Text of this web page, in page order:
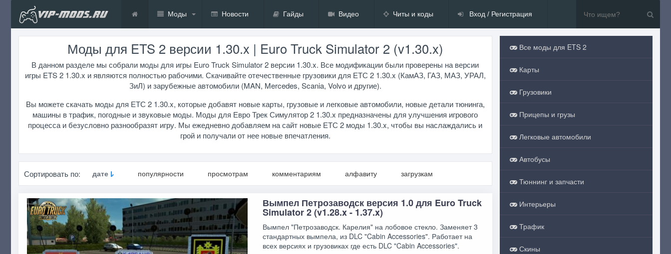
Моды Новости Гайды Видео Читы и коды Вход / Регистрация
Моды для ETS 2 версии 1.30.x | Euro Truck Simulator 2 (v1.30.x)
В данном разделе мы собрали моды для игры Euro Truck Simulator 2 версии 1.30.x. Все модификации были проверены на версии
игры ETS 2 1.30.x и являются полностью рабочими. Скачивайте отечественные грузовики для ЕТС 2 1.30.x (КамАЗ, ГАЗ, МАЗ, УРАЛ,
ЗиЛ) и зарубежные автомобили (MAN, Mercedes, Scania, Volvo и другие).
Вы можете скачать моды для ЕТС 2 1.30.x, которые добавят новые карты, грузовые и легковые автомобили, новые детали тюнинга,
машины в трафик, погодные и звуковые моды. Моды для Евро Трек Симулятор 2 1.30.x предназначены для улучшения игрового
процесса и безусловно разнообразят игру. Мы ежедневно добавляем на сайт новые ЕТС 2 моды 1.30.x, чтобы вы наслаждались и
грой и получали от нее новые впечатления.
Сортировать по: дате популярности просмотрам комментариям алфавиту загрузкам
Вымпел Петрозаводск версия 1.0 для Euro Truck
Simulator 2 (v1.28.x - 1.37.x)
Вымпел "Петрозаводск. Карелия" на лобовое стекло. Заменяет 3
стандартных вымпела, из DLC "Cabin Accessories". Работает на
всех версиях и грузовиках где есть DLC "Cabin Accessories".
Все моды для ETS 2
Карты
Грузовики
Прицепы и грузы
Легковые автомобили
Автобусы
Тюннинг и запчасти
Интерьеры
Трафик
Скины